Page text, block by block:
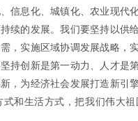
信息化、城镇化、农业现代
续的发展。我们要坚持以供
，实施区域协调发展战略，
持创新是第一动力、人才是
，为经济社会发展打造新引
和生活方式，把我们伟大